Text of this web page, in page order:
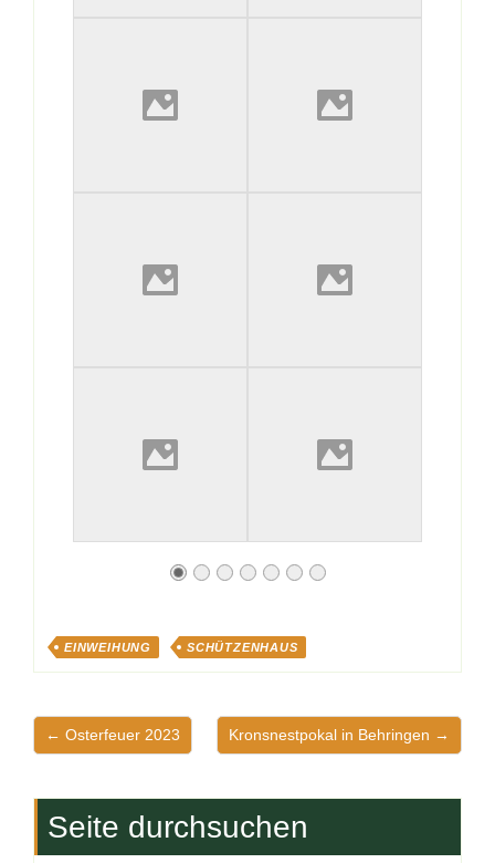
EINWEIHUNG SCHÜTZENHAUS
← Osterfeuer 2023 Kronsnestpokal in Behringen →
Seite durchsuchen